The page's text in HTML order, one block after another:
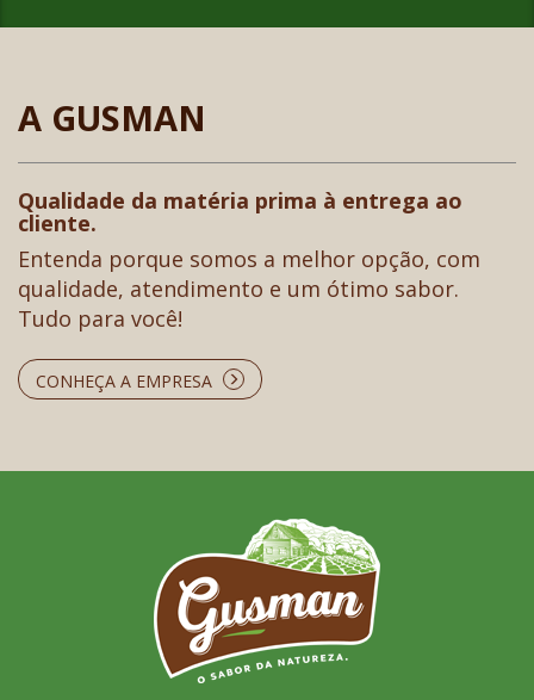
A GUSMAN
Qualidade da matéria prima à entrega ao
cliente.
Entenda porque somos a melhor opção, com
qualidade, atendimento e um ótimo sabor.
Tudo para você!
CONHEÇA A EMPRESA